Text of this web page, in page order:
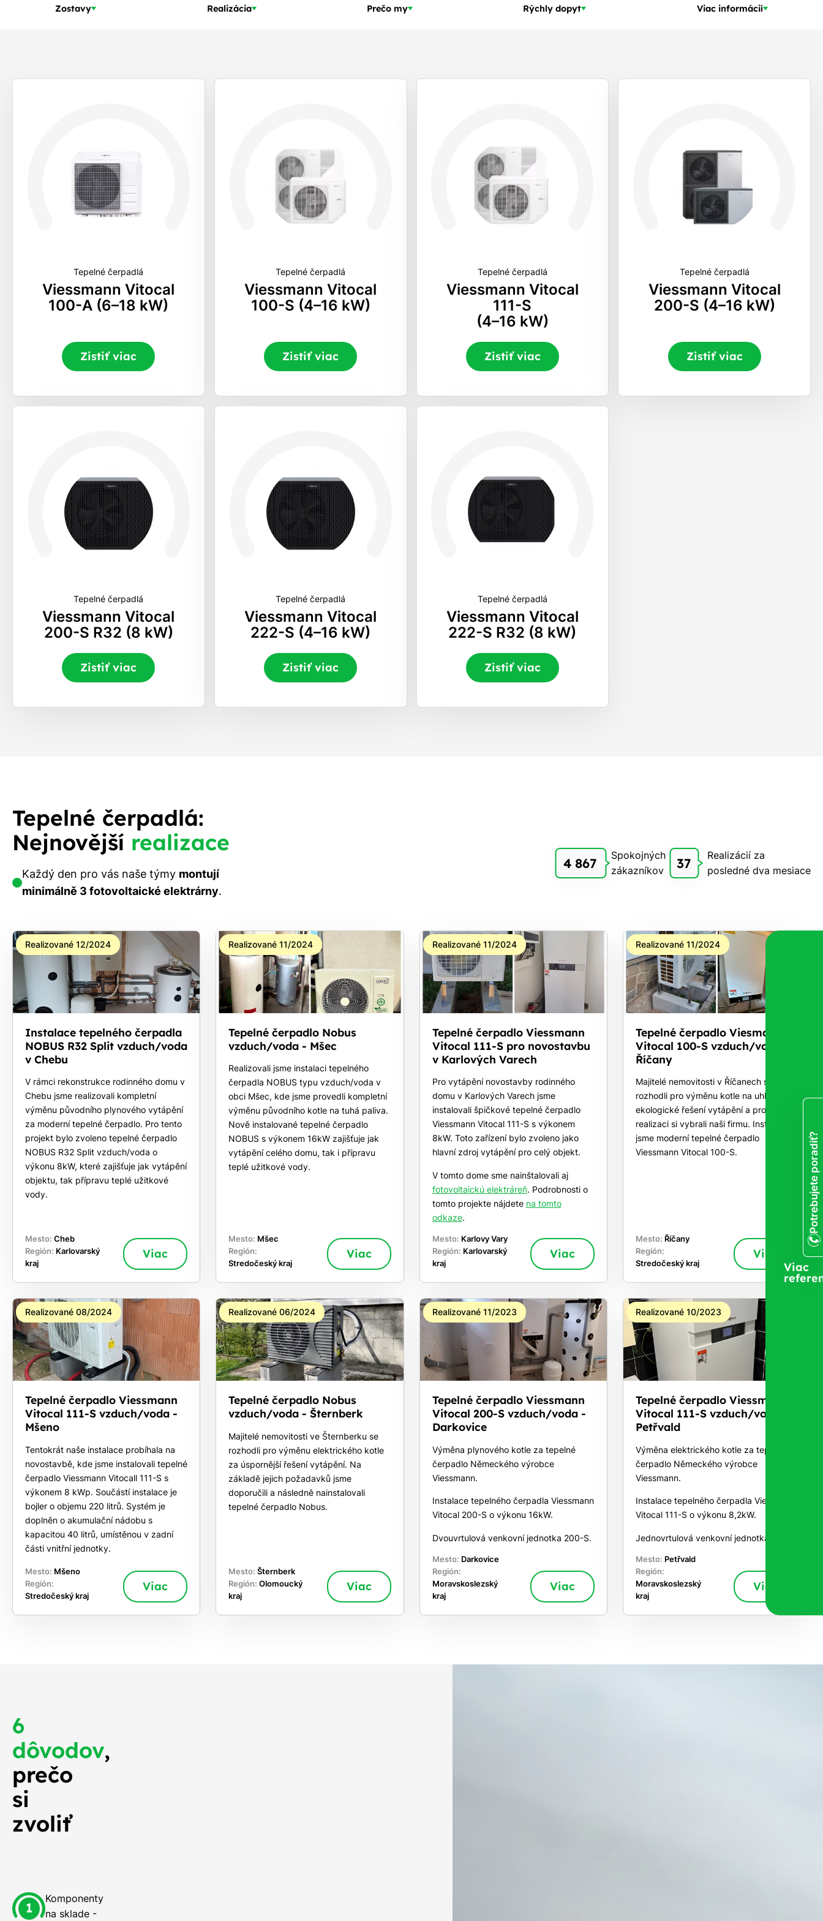
Zostavy Realizácia Prečo my Rýchly dopyt Viac informácií
Ponúkané
Tepelné čerpadlá
Viessmann Vitocal
100-A (6–18 kW)
Zistiť viac
Tepelné čerpadlá
Viessmann Vitocal
100-S (4–16 kW)
Zistiť viac
Tepelné čerpadlá
Viessmann Vitocal
111-S
(4–16 kW)
Zistiť viac
Tepelné čerpadlá
Viessmann Vitocal
200-S (4–16 kW)
Zistiť viac
Tepelné čerpadlá
Viessmann Vitocal
200-S R32 (8 kW)
Zistiť viac
Tepelné čerpadlá
Viessmann Vitocal
222-S (4–16 kW)
Zistiť viac
Tepelné čerpadlá
Viessmann Vitocal
222-S R32 (8 kW)
Zistiť viac
Tepelné čerpadlá:
Nejnovější realizace
Každý den pro vás naše týmy montují
minimálně 3 fotovoltaické elektrárny.
4 867
Spokojných
zákazníkov
37
Realizácií za
posledné dva mesiace
Realizované 12/2024
Instalace tepelného čerpadla
NOBUS R32 Split vzduch/voda
v Chebu
V rámci rekonstrukce rodinného domu v
Chebu jsme realizovali kompletní
výměnu původního plynového vytápění
za moderní tepelné čerpadlo. Pro tento
projekt bylo zvoleno tepelné čerpadlo
NOBUS R32 Split vzduch/voda o
výkonu 8kW, které zajišťuje jak vytápění
objektu, tak přípravu teplé užitkové
vody.
Mesto: Cheb
Región: Karlovarský
kraj
Viac
Realizované 11/2024
Tepelné čerpadlo Nobus
vzduch/voda - Mšec
Realizovali jsme instalaci tepelného
čerpadla NOBUS typu vzduch/voda v
obci Mšec, kde jsme provedli kompletní
výměnu původního kotle na tuhá paliva.
Nově instalované tepelné čerpadlo
NOBUS s výkonem 16kW zajišťuje jak
vytápění celého domu, tak i přípravu
teplé užitkové vody.
Mesto: Mšec
Región:
Stredočeský kraj
Viac
Realizované 11/2024
Tepelné čerpadlo Viessmann
Vitocal 111-S pro novostavbu
v Karlových Varech
Pro vytápění novostavby rodinného
domu v Karlových Varech jsme
instalovali špičkové tepelné čerpadlo
Viessmann Vitocal 111-S s výkonem
8kW. Toto zařízení bylo zvoleno jako
hlavní zdroj vytápění pro celý objekt.
V tomto dome sme nainštalovali aj
fotovoltaickú elektráreň. Podrobnosti o
tomto projekte nájdete na tomto
odkaze.
Mesto: Karlovy Vary
Región: Karlovarský
kraj
Viac
Realizované 11/2024
Tepelné čerpadlo Viesmann
Vitocal 100-S vzduch/voda-
Říčany
Majitelé nemovitosti v Říčanech se
rozhodli pro výměnu kotle na uhlí za
ekologické řešení vytápění a pro
realizaci si vybrali naši firmu. Instalovali
jsme moderní tepelné čerpadlo
Viessmann Vitocal 100-S.
Mesto: Říčany
Región:
Stredočeský kraj
Viac
Realizované 08/2024
Tepelné čerpadlo Viessmann
Vitocal 111-S vzduch/voda -
Mšeno
Tentokrát naše instalace probíhala na
novostavbě, kde jsme instalovali tepelné
čerpadlo Viessmann Vitocall 111-S s
výkonem 8 kWp. Součástí instalace je
bojler o objemu 220 litrů. Systém je
doplněn o akumulační nádobu s
kapacitou 40 litrů, umístěnou v zadní
části vnitřní jednotky.
Mesto: Mšeno
Región:
Stredočeský kraj
Viac
Realizované 06/2024
Tepelné čerpadlo Nobus
vzduch/voda - Šternberk
Majitelé nemovitosti ve Šternberku se
rozhodli pro výměnu elektrického kotle
za úspornější řešení vytápění. Na
základě jejich požadavků jsme
doporučili a následně nainstalovali
tepelné čerpadlo Nobus.
Mesto:Šternberk
Región:Olomoucký
kraj
Viac
Realizované 11/2023
Tepelné čerpadlo Viessmann
Vitocal 200-S vzduch/voda -
Darkovice
Výměna plynového kotle za tepelné
čerpadlo Německého výrobce
Viessmann.
Instalace tepelného čerpadla Viessmann
Vitocal 200-S o výkonu 16kW.
Dvouvrtulová venkovní jednotka 200-S.
Mesto: Darkovice
Región:
Moravskoslezský
kraj
Viac
Realizované 10/2023
Tepelné čerpadlo Viessmann
Vitocal 111-S vzduch/voda -
Petřvald
Výměna elektrického kotle za tepelné
čerpadlo Německého výrobce
Viessmann.
Instalace tepelného čerpadla Viessmann
Vitocal 111-S o výkonu 8,2kW.
Jednovrtulová venkovní jednotka 111-S
Mesto: Petřvald
Región:
Moravskoslezský
kraj
Viac
Viac
6
dôvodov,
prečo
si
zvoliť
Komponenty
na sklade -
Potrebujete poradiť?